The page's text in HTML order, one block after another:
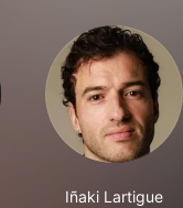
Iñaki Lartigue